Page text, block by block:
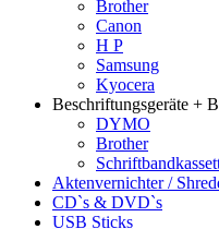
Brother
Canon
H P
Samsung
Kyocera
Beschriftungsgeräte +
DYMO
Brother
Aktenvernichter /
CD`s & DVD`s
USB Sticks